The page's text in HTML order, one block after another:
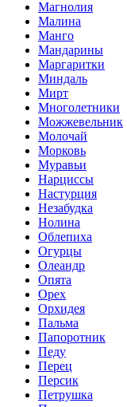
Магнолия
Малина
Манго
Мандарины
Маргаритки
Миндаль
Мирт
Многолетники
Можжевельник
Молочай
Морковь
Муравьи
Нарциссы
Настурция
Незабудка
Нолина
Облепиха
Огурцы
Олеандр
Опята
Орех
Орхидея
Пальма
Папоротник
Педу
Перец
Персик
Петрушка